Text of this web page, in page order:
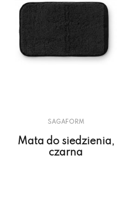
SAGAFORM
Mata do siedzienia,
czarna